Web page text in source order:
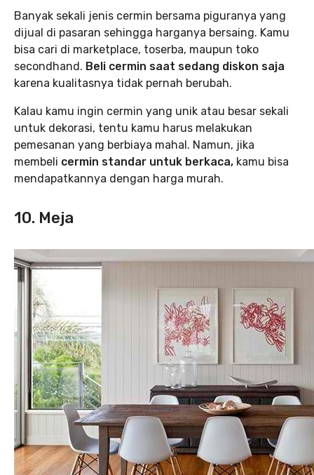
Banyak sekali jenis cermin bersama piguranya yang
dijual di pasaran sehingga harganya bersaing. Kamu
bisa cari di marketplace, toserba, maupun toko
secondhand. Beli cermin saat sedang diskon saja
karena kualitasnya tidak pernah berubah.
Kalau kamu ingin cermin yang unik atau besar sekali
untuk dekorasi, tentu kamu harus melakukan
pemesanan yang berbiaya mahal. Namun, jika
membeli cermin standar untuk berkaca, kamu bisa
mendapatkannya dengan harga murah.
10. Meja